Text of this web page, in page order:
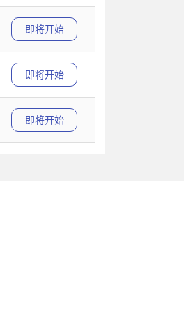
即将开始
即将开始
即将开始